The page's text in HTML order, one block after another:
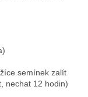
semínek zalít
nechat 12 hodin)